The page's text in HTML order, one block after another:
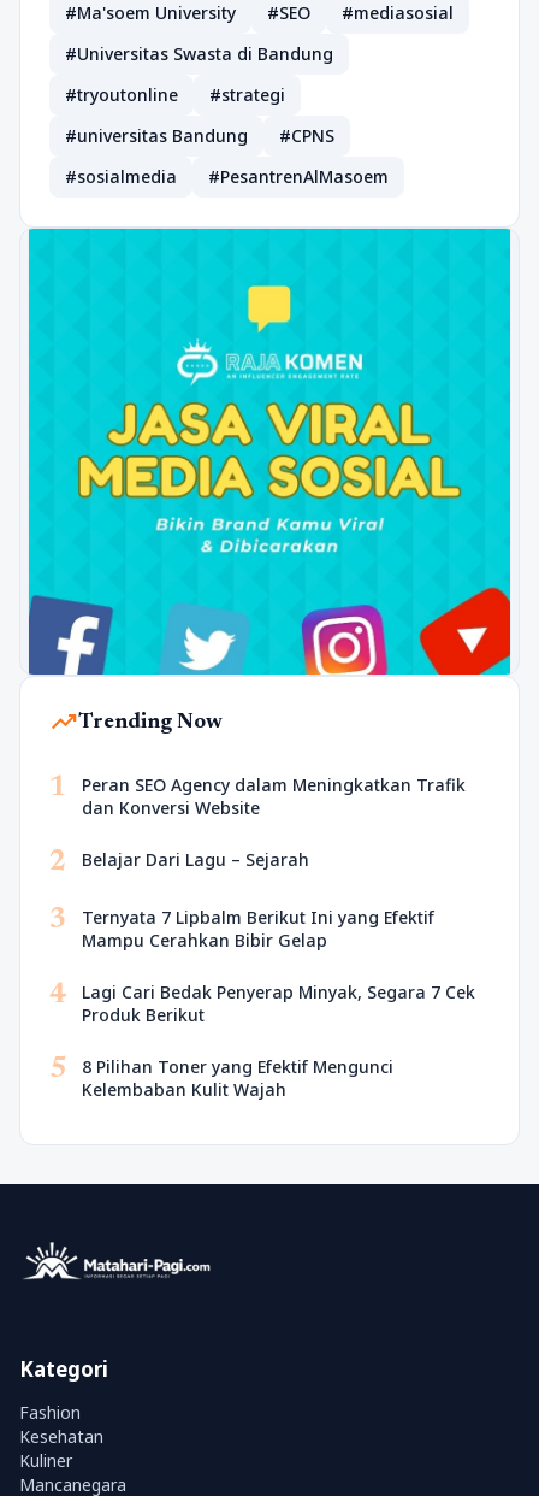
#Ma'soem University #SEO
#mediasosial
#Universitas Swasta di Bandung
#tryoutonline
#strategi
#universitas Bandung
#CPNS
#sosialmedia
#PesantrenAlMasoem
trending_upTrending Now
1
Peran SEO Agency dalam Meningkatkan Trafik
dan Konversi Website
2 Belajar Dari Lagu – Sejarah
3
Ternyata 7 Lipbalm Berikut Ini yang Efektif
Mampu Cerahkan Bibir Gelap
4
Lagi Cari Bedak Penyerap Minyak, Segara 7 Cek
Produk Berikut
5
8 Pilihan Toner yang Efektif Mengunci
Kelembaban Kulit Wajah
Kategori
Fashion
Kesehatan
Kuliner
Mancanegara